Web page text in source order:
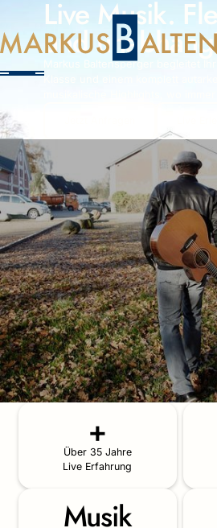
Live Musik.
und
Markus Baltensperger begleitet
Klasse und einem komplett
+
Über 35 Jahre
Live Erfahrung
Musik